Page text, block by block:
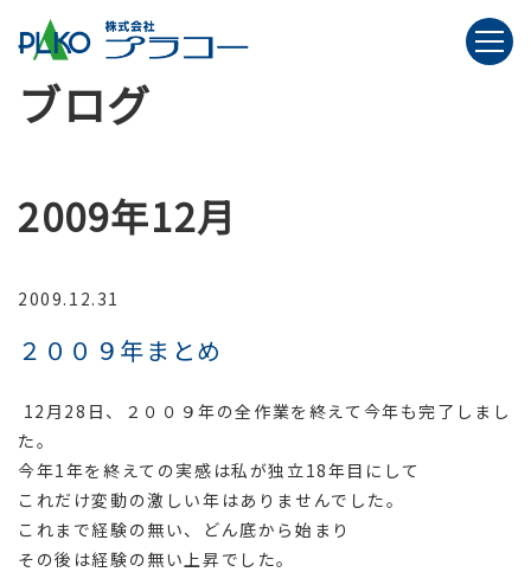
ブログ
2009年12月
2009.12.31
２００９年まとめ
12月28日、２００９年の全作業を終えて今年も完了しまし
た。
今年1年を終えての実感は私が独立18年目にして
これだけ変動の激しい年はありませんでした。
これまで経験の無い、どん底から始まり
その後は経験の無い上昇でした。